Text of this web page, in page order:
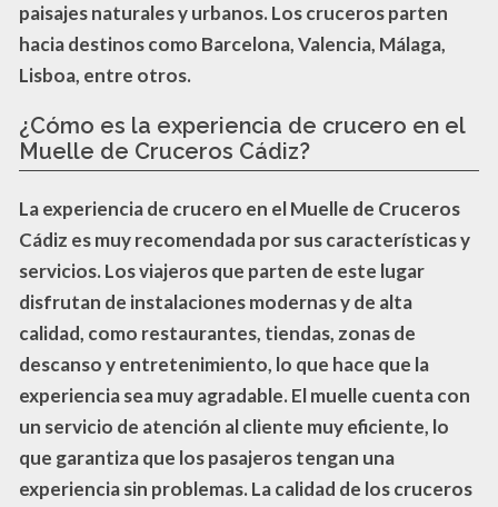
paisajes naturales y urbanos. Los cruceros parten
hacia destinos como Barcelona,Valencia, Málaga,
Lisboa, entre otros.
¿Cómo es la experiencia de crucero en el
Muelle de Cruceros Cádiz?
La experiencia de crucero en el Muelle de Cruceros
Cádiz es muy recomendada por sus características y
servicios. Los viajeros que parten de este lugar
disfrutan de instalaciones modernas y de alta
calidad, como restaurantes, tiendas, zonas de
descanso y entretenimiento, lo que hace que la
experiencia sea muy agradable. El muelle cuenta con
un servicio de atención al cliente muy eficiente, lo
que garantiza que los pasajeros tengan una
experiencia sin problemas. Lacalidad de los cruceros